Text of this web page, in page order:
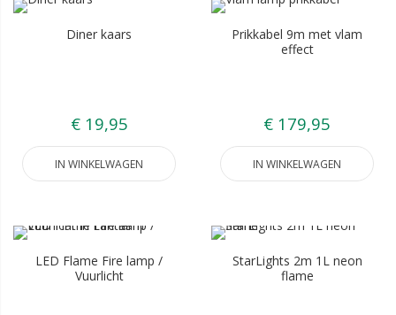
Diner kaars
€ 19,95
IN WINKELWAGEN
Prikkabel 9m met vlam
effect
€ 179,95
IN WINKELWAGEN
LED Flame Fire lamp /
Vuurlicht
StarLights 2m 1L neon
flame